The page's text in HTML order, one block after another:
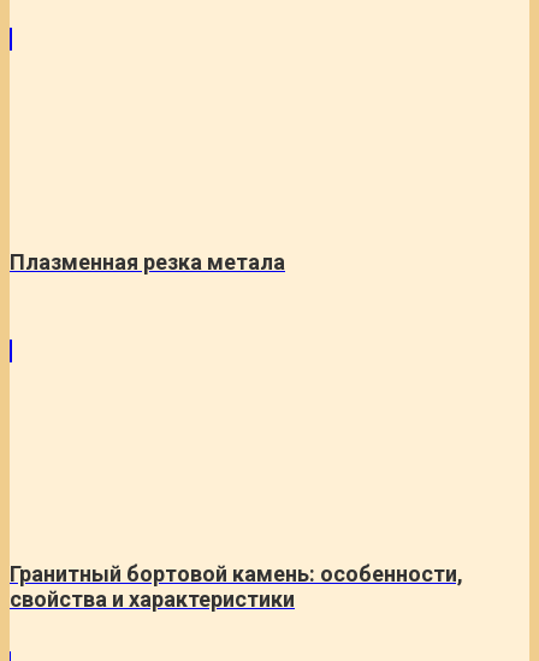
Плазменная резка метала
Гранитный бортовой камень: особенности,
свойства и характеристики